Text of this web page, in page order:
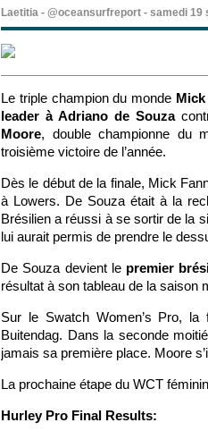
Laetitia - @oceansurfreport - samedi 19
Le triple champion du monde
leader à Adriano de Souza
Moore, double championne du
troisième victoire de l’année.
Dès le début de la finale, Mick
à Lowers. De Souza était à la
Brésilien a réussi à se sortir de la
lui aurait permis de prendre le
De Souza devient lepremier
résultat à son tableau de la saison
Sur le Swatch Women’s Pro,
Buitendag. Dans la seconde
jamais sa première place. Moore
La prochaine étape du WCT
Hurley Pro Final Results: